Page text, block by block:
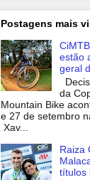
Postagens mais
estão
geral
da
Mountain Bike
e 27 de setembro
Xav...
Raiza
títulos